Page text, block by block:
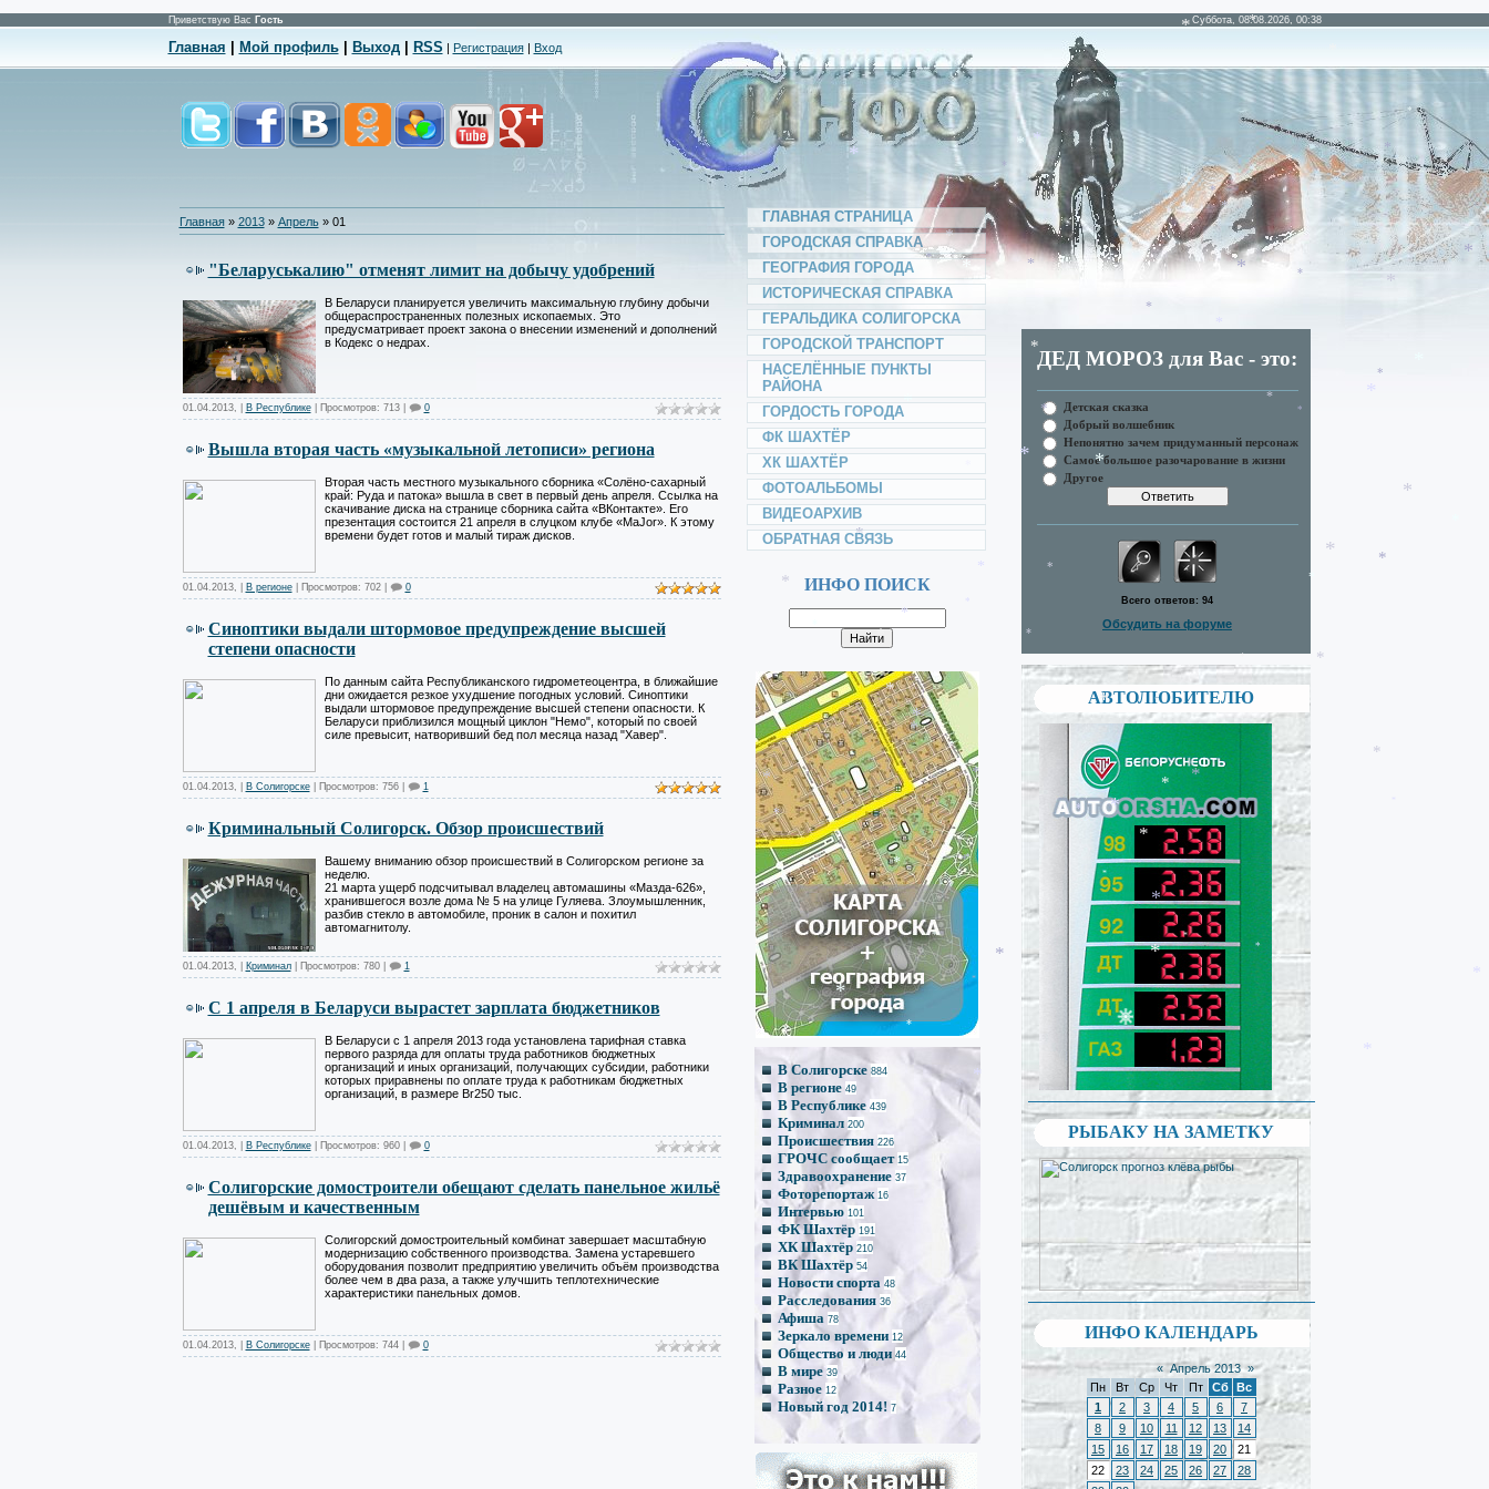
* *
*
*
*
*
*
*
*
*
*
*
*
*
*
*
*
*
*
*
*
*
*
*
*
*
*
*
*
*
*
*
*
*
*
*
*
*
*
*
*
*
*
*
*
*
*
*
*
*
*
Приветствую Вас Гость Суббота, 08.08.2026, 00:38
Главная Мой профиль| Выход| RSS | Регистрация| Вход
Главная» 2013 » Апрель » 01
"Беларуськалию" отменят лимит на добычу удобрений
В Беларуси планируется увеличить максимальную глубину добычи
общераспространенных полезных ископаемых. Это
предусматривает проект закона о внесении изменений и дополнений
в Кодекс о недрах.
01.04.2013, В Республике| Просмотров: 713 | 0
Вышла вторая часть «музыкальной летописи» региона
Вторая часть местного музыкального сборника «Солёно-сахарный
край: Руда и патока» вышла в свет в первый день апреля. Ссылка на
скачивание диска на странице сборника сайта «ВКонтакте». Его
презентация состоится 21 апреля в слуцком клубе «MaJor». К этому
времени будет готов и малый тираж дисков.
01.04.2013, В регионе| Просмотров: 702 | 0
Синоптики выдали штормовое предупреждение высшей
степени опасности
По данным сайта Республиканского гидрометеоцентра, в ближайшие
дни ожидается резкое ухудшение погодных условий. Синоптики
выдали штормовое предупреждение высшей степени опасности. К
Беларуси приблизился мощный циклон "Немо", который по своей
силе превысит, натворивший бед пол месяца назад "Хавер".
01.04.2013, В Солигорске| Просмотров: 756 | 1
Криминальный Солигорск. Обзор происшествий
Вашему вниманию обзор происшествий в Солигорском регионе за
неделю.
21 марта ущерб подсчитывал владелец автомашины «Мазда-626»,
хранившегося возле дома № 5 на улице Гуляева. Злоумышленник,
разбив стекло в автомобиле, проник в салон и похитил
автомагнитолу.
01.04.2013, Криминал| Просмотров: 780 | 1
С 1 апреля в Беларуси вырастет зарплата бюджетников
В Беларуси с 1 апреля 2013 года установлена тарифная ставка
первого разряда для оплаты труда работников бюджетных
организаций и иных организаций, получающих субсидии, работники
которых приравнены по оплате труда к работникам бюджетных
организаций, в размере Br250 тыс.
01.04.2013, В Республике| Просмотров: 960 | 0
Cолигорские домостроители обещают сделать панельное жильё
дешёвым и качественным
Солигорский домостроительный комбинат завершает масштабную
модернизацию собственного производства. Замена устаревшего
оборудования позволит предприятию увеличить объём производства
более чем в два раза, а также улучшить теплотехнические
характеристики панельных домов.
01.04.2013, В Солигорске| Просмотров: 744 | 0
ГЛАВНАЯ СТРАНИЦА
ГОРОДСКАЯ СПРАВКА
ГЕОГРАФИЯ ГОРОДА
ИСТОРИЧЕСКАЯ СПРАВКА
ГЕРАЛЬДИКА СОЛИГОРСКА
ГОРОДСКОЙ ТРАНСПОРТ
НАСЕЛЁННЫЕ ПУНКТЫ
РАЙОНА
ГОРДОСТЬ ГОРОДА
ФК ШАХТЁР
ХК ШАХТЁР
ФОТОАЛЬБОМЫ
ВИДЕОАРХИВ
ОБРАТНАЯ СВЯЗЬ
ИНФО ПОИСК
В Солигорске 884
В регионе 49
В Республике 439
Криминал 200
Происшествия 226
ГРОЧС сообщает 15
Здравоохранение 37
Фоторепортаж 16
Интервью 101
ФК Шахтёр 191
ХК Шахтёр 210
ВК Шахтёр 54
Новости спорта 48
Расследования 36
Афиша 78
Зеркало времени 12
Общество и люди 44
В мире 39
Разное 12
Новый год 2014! 7
ДЕД МОРОЗ для Вас - это:
Детская сказка
Добрый волшебник
Непонятно зачем придуманный персонаж
Самое большое разочарование в жизни
Другое
Всего ответов: 94
Обсудить на форуме
АВТОЛЮБИТЕЛЮ
РЫБАКУ НА ЗАМЕТКУ
ИНФО КАЛЕНДАРЬ
« Апрель 2013 »
Пн
Вт Ср Чт Пт Сб
Вс
1
2 3 4 5 6
7
8
9 10 11 12 13
14
15
16 17 18 19 20
21
22
23 24 25 26 27
28